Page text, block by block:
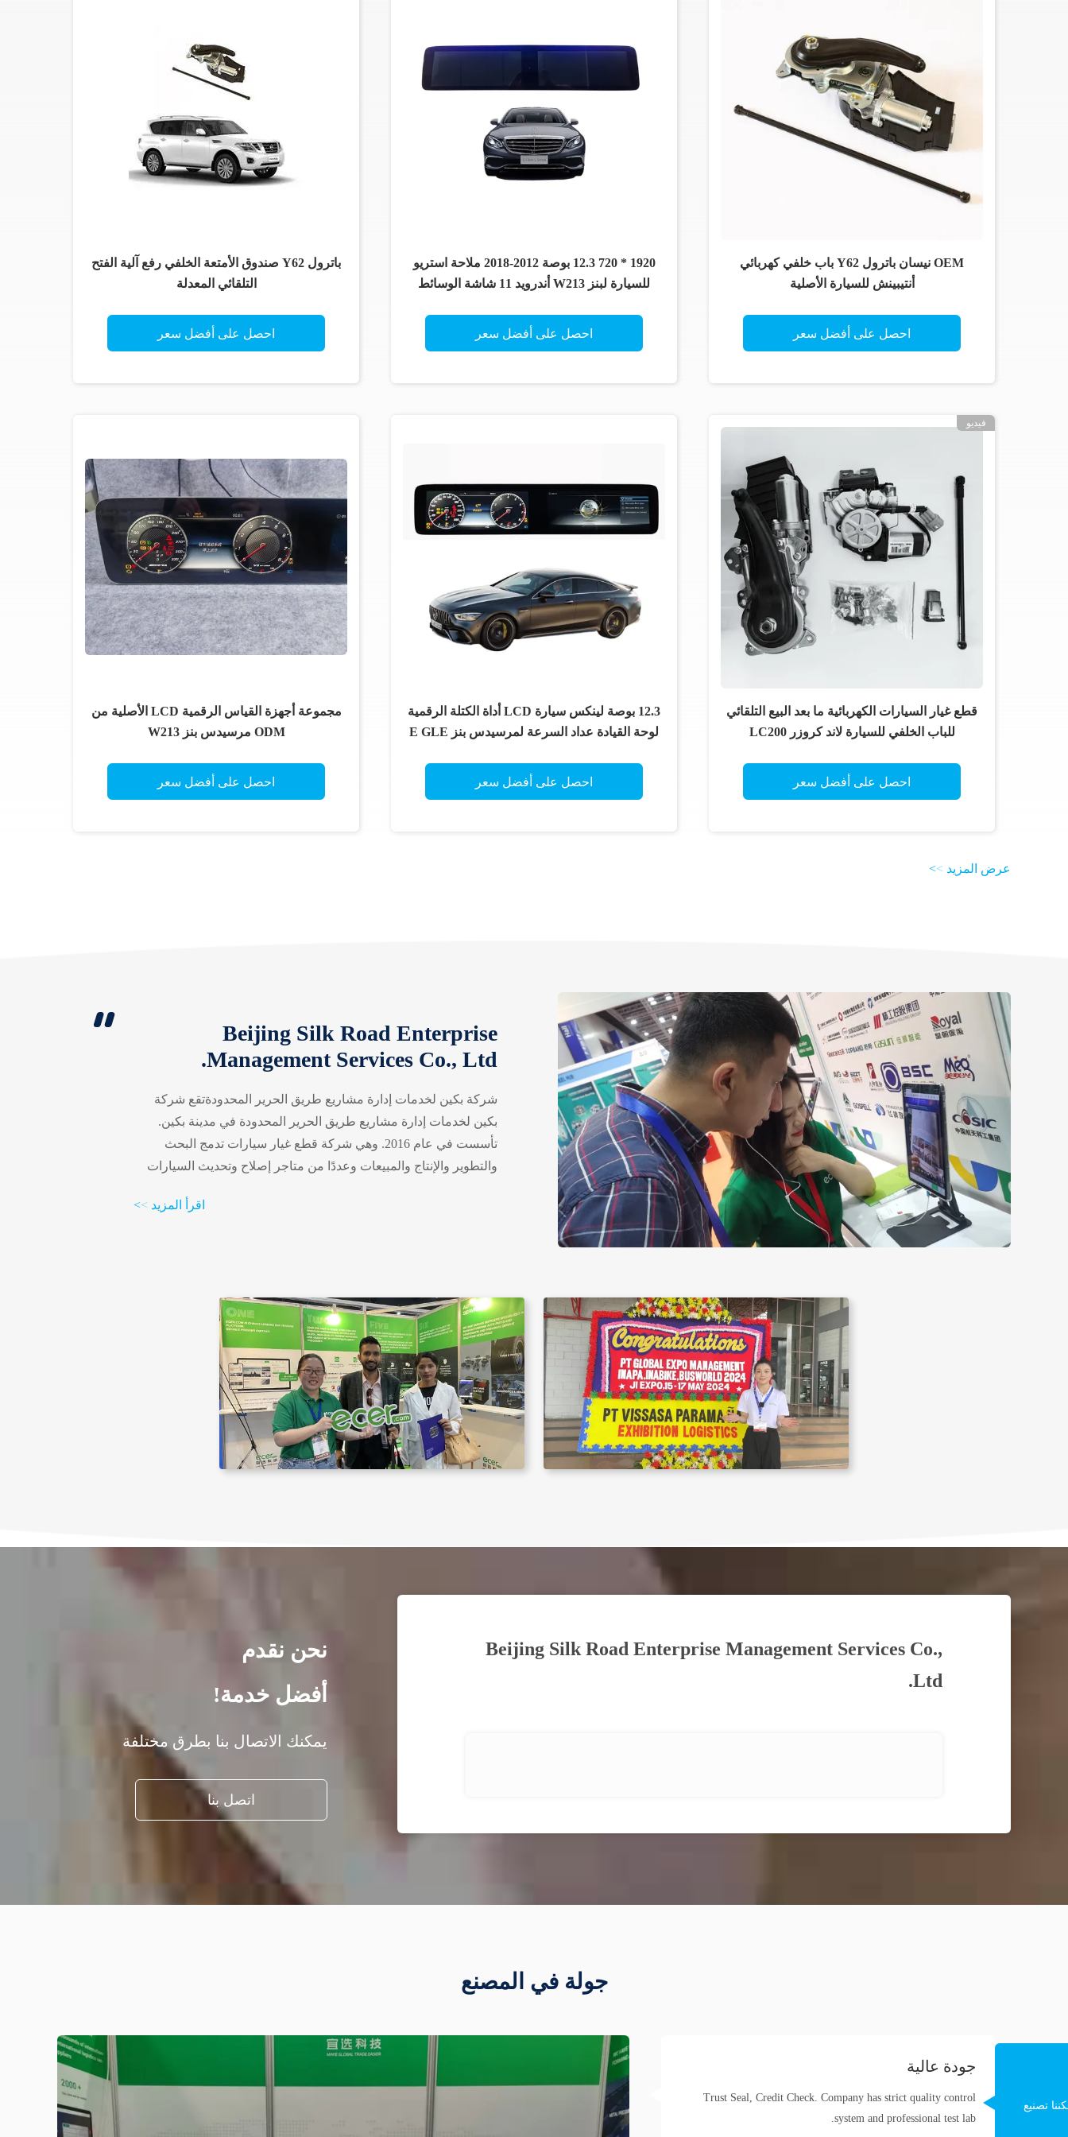
باترول Y62 صندوق الأمتعة الخلفي رفع آلية الفتح
التلقائي المعدلة
احصل على أفضل سعر
1920 * 720 12.3 بوصة 2012-2018 ملاحة استريو
للسيارة لبنز W213 أندرويد 11 شاشة الوسائط
احصل على أفضل سعر
OEM نيسان باترول Y62 باب خلفي كهربائي
أنتيبينش للسيارة الأصلية
احصل على أفضل سعر
مجموعة أجهزة القياس الرقمية LCD الأصلية من
ODM مرسيدس بنز W213
احصل على أفضل سعر
12.3 بوصة لينكس سيارة LCD أداة الكتلة الرقمية
لوحة القيادة عداد السرعة لمرسيدس بنز E GLE
احصل على أفضل سعر
فيديو
قطع غيار السيارات الكهربائية ما بعد البيع التلقائي
للباب الخلفي للسيارة لاند كروزر LC200
احصل على أفضل سعر
عرض المزيد >
>
Beijing Silk Road Enterprise
Management Services Co., Ltd.
شركة بكين لخدمات إدارة مشاريع طريق الحرير المحدودةتقع شركة
بكين لخدمات إدارة مشاريع طريق الحرير المحدودة في مدينة بكين.
تأسست في عام 2016. وهي شركة قطع غيار سيارات تدمج البحث
والتطوير والإنتاج والمبيعات وعددًا من متاجر إصلاح وتحديث السيارات
مالكي السيارات وتغذياتهم الراجعة، وتلخص المعلومات وتحللها، وتشكل
اقرأ المزيد >
>
نحن نقدم
أفضل خدمة!
يمكنك الاتصال بنا بطرق مختلفة
اتصل بنا
Beijing Silk Road Enterprise Management Services Co.,
Ltd.
جولة في المصنع
جودة عالية
Trust Seal, Credit Check. Company has strict quality control
system and professional test lab.
تصنيع